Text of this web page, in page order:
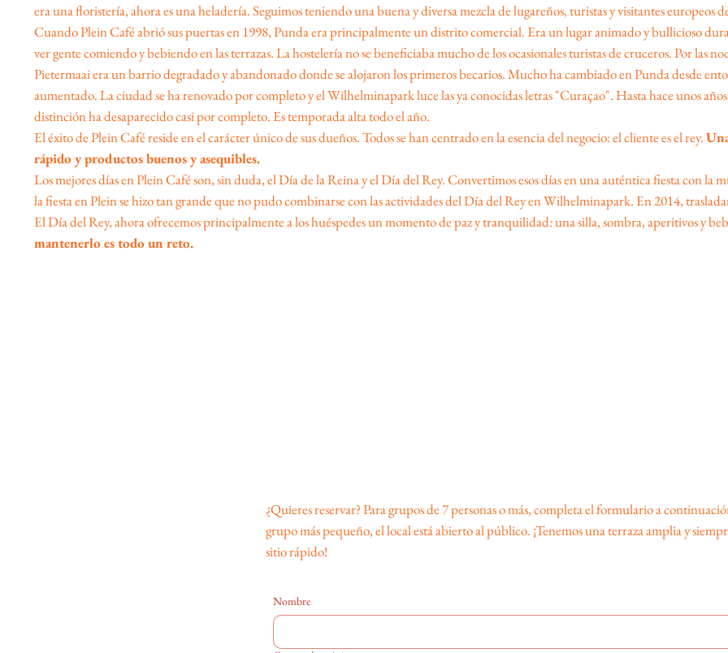
era una floristería, ahora es una heladería. Seguimos teniendo una buena y diversa mezcla de lugareños, turistas y visitantes europeos
Cuando Plein Café abrió sus puertas en 1998, Punda era principalmente un distrito comercial. Era un lugar animado y bullicioso
ver gente comiendo y bebiendo en las terrazas. La hostelería no se beneficiaba mucho de los ocasionales turistas de cruceros. Por las
Pietermaai era un barrio degradado y abandonado donde se alojaron los primeros becarios. Mucho ha cambiado en Punda desde
aumentado. La ciudad se ha renovado por completo y el Wilhelminapark luce las ya conocidas letras "Curaçao". Hasta hace unos
distinción ha desaparecido casi por completo. Es temporada alta todo el año.
El éxito de Plein Café reside en el carácter único de sus dueños. Todos se han centrado en la esencia del negocio: el cliente es el rey.
rápido y productos buenos y asequibles.
Los mejores días en Plein Café son, sin duda, el Día de la Reina y el Día del Rey. Convertimos esos días en una auténtica fiesta con la
la fiesta en Plein se hizo tan grande que no pudo combinarse con las actividades del Día del Rey en Wilhelminapark. En 2014,
El Día del Rey, ahora ofrecemos principalmente a los huéspedes un momento de paz y tranquilidad: una silla, sombra, aperitivos y
mantenerlo es todo un reto.
¿Quieres reservar? Para grupos de 7 personas o más, completa el formulario a
grupo más pequeño, el local está abierto al público. ¡Tenemos una terraza amplia y
sitio rápido!
Nombre